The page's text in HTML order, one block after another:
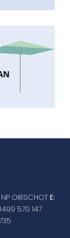
OIRSCHOTE:
570 147